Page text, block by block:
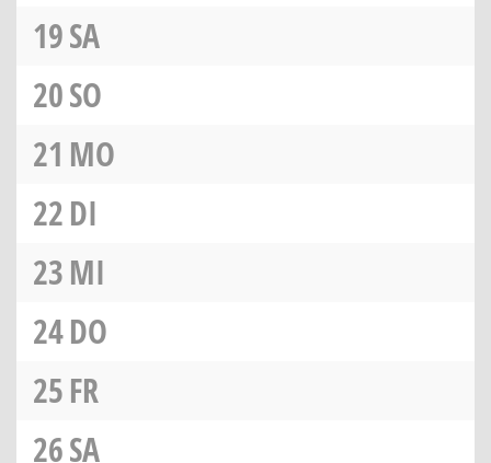
19SA
20SO
21 MO
22DI
23MI
24DO
25FR
26SA